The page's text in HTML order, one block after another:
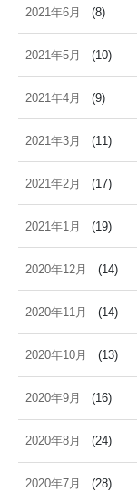
2021年6月 (8)
2021年5月 (10)
2021年4月 (9)
2021年3月 (11)
2021年2月 (17)
2021年1月 (19)
2020年12月 (14)
2020年11月 (14)
2020年10月 (13)
2020年9月 (16)
2020年8月 (24)
2020年7月 (28)